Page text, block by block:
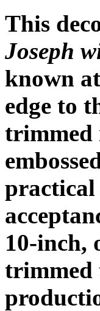
This
Joseph
known
edge to
trimmed
practical
10-inch,
trimmed